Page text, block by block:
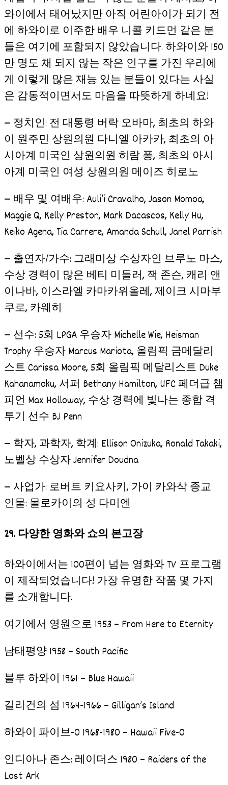
와이에서 태어났지만 아직 어린아이가 되기 전
에 하와이로 이주한 배우 니콜 키드먼 같은 분
들은 여기에 포함되지 않았습니다. 하와이와 150
만 명도 채 되지 않는 작은 인구를 가진 우리에
게 이렇게 많은 재능 있는 분들이 있다는 사실
은 감동적이면서도 마음을 따뜻하게 하네요!
— 정치인: 전 대통령 버락 오바마, 최초의 하와
이 원주민 상원의원 다니엘 아카카, 최초의 아
시아계 미국인 상원의원 히람 퐁, 최초의 아시
아계 미국인 여성 상원의원 메이즈 히로노
— 배우 및 여배우: Auli’i Cravalho, Jason Momoa,
Maggie Q, Kelly Preston, Mark Dacascos, Kelly Hu,
Keiko Agena, Tia Carrere, Amanda Schull, Janel Parrish
— 출연자/가수: 그래미상 수상자인 브루노 마스,
수상 경력이 많은 베티 미들러, 잭 존슨, 캐리 앤
이나바, 이스라엘 카마카위올레, 제이크 시마부
쿠로, 카웨히
— 선수: 5회 LPGA 우승자 Michelle Wie, Heisman
Trophy 우승자 Marcus Mariota, 올림픽 금메달리
스트 Carissa Moore, 5회 올림픽 메달리스트 Duke
Kahanamoku, 서퍼 Bethany Hamilton, UFC 페더급 챔
피언 Max Holloway, 수상 경력에 빛나는 종합 격
투기 선수 BJ Penn
— 학자, 과학자, 학계: Ellison Onizuka, Ronald Takaki,
노벨상 수상자 Jennifer Doudna
— 사업가: 로버트 키요사키, 가이 카와삭 종교
인물: 몰로카이의 성 다미엔
29. 다양한 영화와 쇼의 본고장
하와이에서는 100편이 넘는 영화와 TV 프로그램
이 제작되었습니다! 가장 유명한 작품 몇 가지
를 소개합니다.
여기에서 영원으로 1953 – From Here to Eternity
남태평양 1958 – South Pacific
블루 하와이 1961 – Blue Hawaii
길리건의 섬 1964-1966 – Gilligan’s Island
하와이 파이브-0 1968-1980 – Hawaii Five-0
인디아나 존스: 레이더스 1980 – Raiders of the
Lost Ark